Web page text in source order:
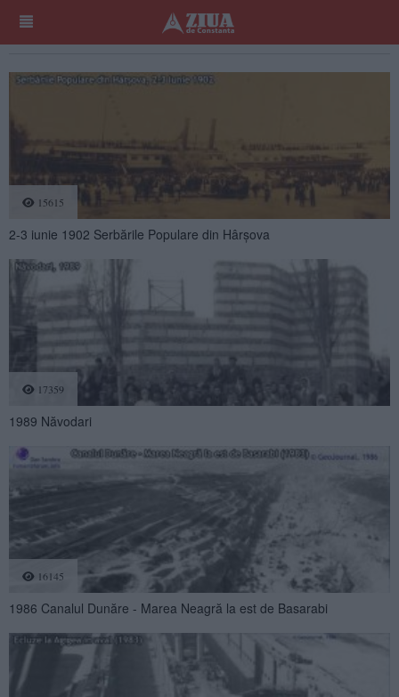
15615
2-3 iunie 1902 Serbările Populare din Hârșova
17359
1989 Năvodari
16145
1986 Canalul Dunăre - Marea Neagră la est de Basarabi